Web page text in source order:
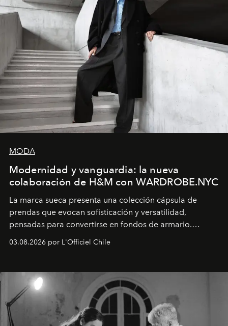
MODA
Modernidad y vanguardia: la nueva
colaboración de H&M con WARDROBE.NYC
La marca sueca presenta una colección cápsula de
prendas que evocan sofisticación y versatilidad,
pensadas para convertirse en fondos de armario.
Disponible en Chile desde el 6 de agosto.
03.08.2026 por L'Officiel Chile